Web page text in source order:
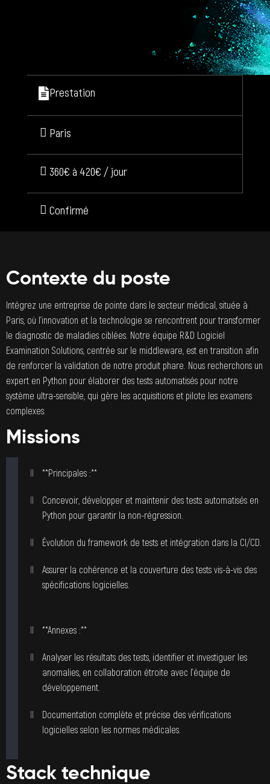
Prestation
Paris
360€ à 420€ / jour
Confirmé
Contexte du poste
Intégrez une entreprise de pointe dans le secteur médical, située à
Paris, où l’innovation et la technologie se rencontrent pour transformer
le diagnostic de maladies ciblées. Notre équipe R&D Logiciel
Examination Solutions, centrée sur le middleware, est en transition afin
de renforcer la validation de notre produit phare. Nous recherchons un
expert en Python pour élaborer des tests automatisés pour notre
système ultra-sensible, qui gère les acquisitions et pilote les examens
complexes.
Missions
**Principales :**
Concevoir, développer et maintenir des tests automatisés en
Python pour garantir la non-régression.
Évolution du framework de tests et intégration dans la CI/CD.
Assurer la cohérence et la couverture des tests vis-à-vis des
spécifications logicielles.
**Annexes :**
Analyser les résultats des tests, identifier et investiguer les
anomalies, en collaboration étroite avec l’équipe de
développement.
Documentation complète et précise des vérifications
logicielles selon les normes médicales.
Stack technique